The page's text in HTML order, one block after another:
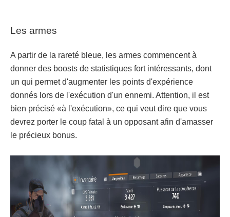
Les armes
A partir de la rareté bleue, les armes commencent à
donner des boosts de statistiques fort intéressants, dont
un qui permet d'augmenter les points d'expérience
donnés lors de l'exécution d'un ennemi. Attention, il est
bien précisé «à l'exécution», ce qui veut dire que vous
devrez porter le coup fatal à un opposant afin d'amasser
le précieux bonus.